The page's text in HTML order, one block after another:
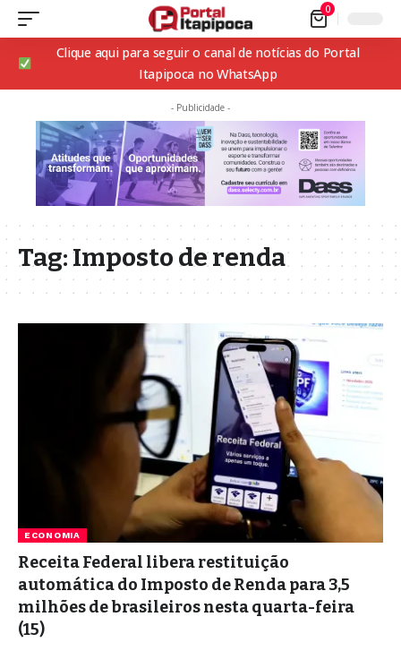
0
Clique aqui para seguir o canal de notícias do Portal
Itapipoca no WhatsApp
- Publicidade -
Tag:Imposto de renda
ECONOMIA
Receita Federal libera restituição
automática do Imposto de Renda para 3,5
milhões de brasileiros nesta quarta-feira
(15)